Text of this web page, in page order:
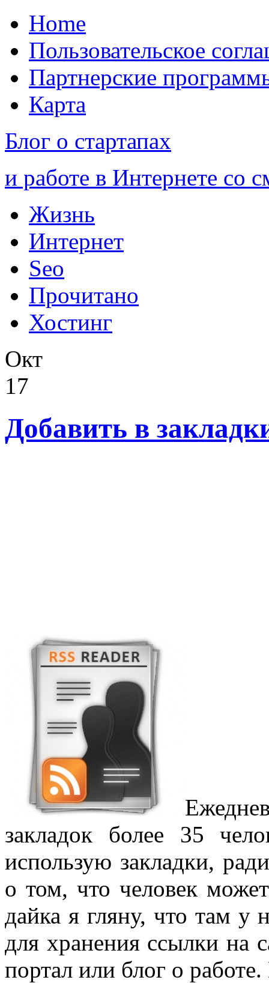
Home
Пользовательское
Партнерские
Карта
Блог о стартапах
и работе в Интернете со
Жизнь
Интернет
Seo
Прочитано
Хостинг
Окт
17
Добавить в
закладок более 35
использую закладки,
о том, что человек
дайка я гляну, что там у
для хранения ссылки на
портал или блог о